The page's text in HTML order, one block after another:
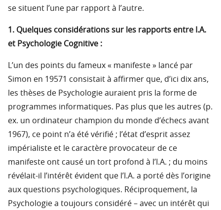
se situent l’une par rapport à l’autre.
1. Quelques considérations sur les rapports entre I.A.
et Psychologie Cognitive :
L’un des points du fameux « manifeste » lancé par
Simon en 19571 consistait à affirmer que, d’ici dix ans,
les thèses de Psychologie auraient pris la forme de
programmes informatiques. Pas plus que les autres (p.
ex. un ordinateur champion du monde d’échecs avant
1967), ce point n’a été vérifié ; l’état d’esprit assez
impérialiste et le caractère provocateur de ce
manifeste ont causé un tort profond à l’I.A. ; du moins
révélait-il l’intérêt évident que l’I.A. a porté dès l’origine
aux questions psychologiques. Réciproquement, la
Psychologie a toujours considéré – avec un intérêt qui